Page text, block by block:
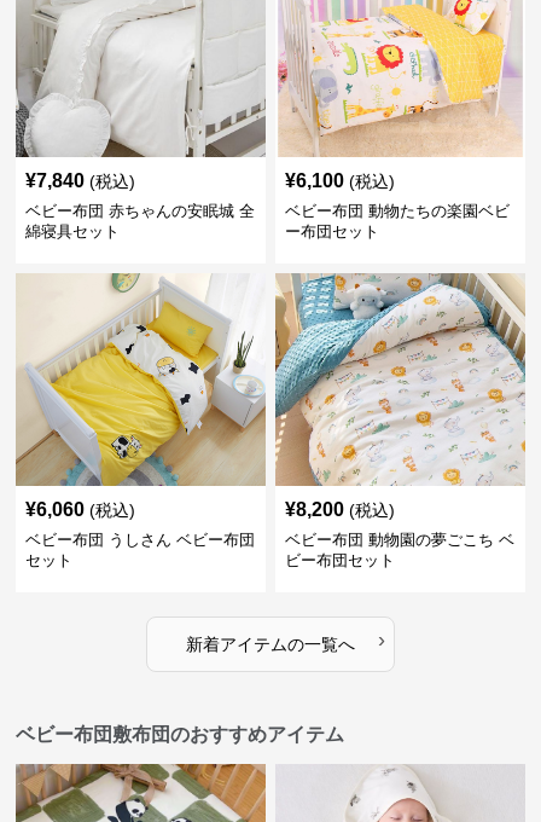
¥7,840 (税込)
ベビー布団 赤ちゃんの安眠城 全
綿寝具セット
¥6,100 (税込)
ベビー布団 動物たちの楽園ベビ
ー布団セット
¥6,060 (税込)
ベビー布団 うしさん ベビー布団
セット
¥8,200 (税込)
ベビー布団 動物園の夢ごこち ベ
ビー布団セット
新着アイテムの一覧へ ›
ベビー布団敷布団のおすすめアイテム